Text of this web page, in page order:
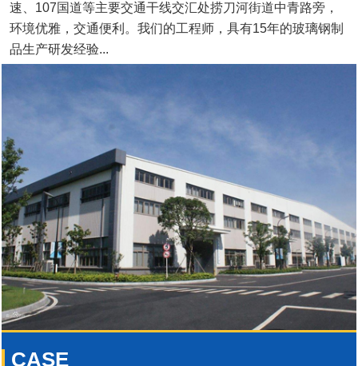
速、107国道等主要交通干线交汇处捞刀河街道中青路旁，
环境优雅，交通便利。我们的工程师，具有15年的玻璃钢制
品生产研发经验...
CASE